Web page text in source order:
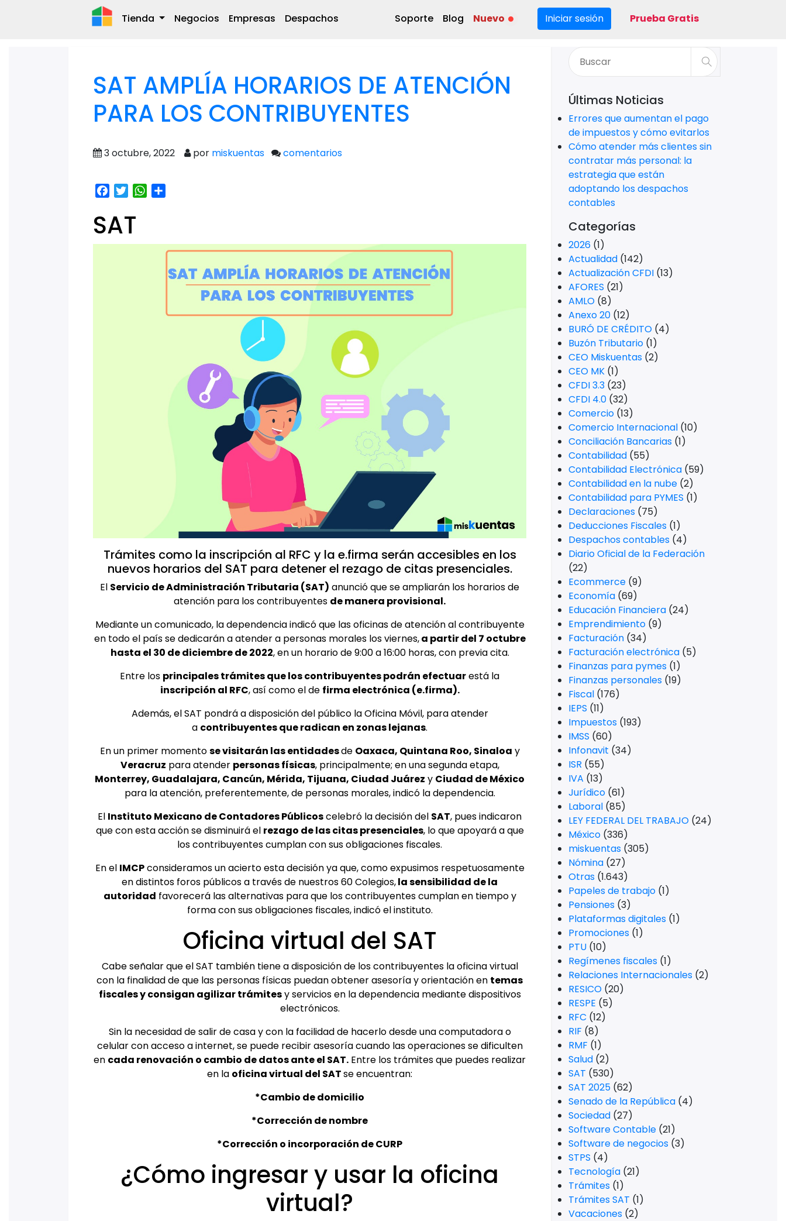
Tienda Negocios Empresas Despachos Soporte Blog Nuevo Iniciar sesión Prueba Gratis
SAT AMPLÍA HORARIOS DE ATENCIÓN
PARA LOS CONTRIBUYENTES
3 octubre, 2022 por miskuentas comentarios
Facebook
TwitterWhatsApp
SAT
Trámites como la inscripción al RFC y la e.firma serán accesibles en los
nuevos horarios del SAT para detener el rezago de citas presenciales.
El Servicio de Administración Tributaria (SAT) anunció que se ampliarán los horarios de
atención para los contribuyentes de manera provisional.
Mediante un comunicado, la dependencia indicó que las oficinas de atención al contribuyente
en todo el país se dedicarán a atender a personas morales los viernes,a partir del 7 octubre
hasta el 30 de diciembre de 2022, en un horario de 9:00 a 16:00 horas, con previa cita.
Entre los principales trámites que los contribuyentes podrán efectuarestá la
inscripción al RFC, así como el de firma electrónica (e.firma).
Además, el SAT pondrá a disposición del público la Oficina Móvil, para atender
a contribuyentes que radican en zonas lejanas.
En un primer momentose visitarán las entidadesde Oaxaca, Quintana Roo, Sinaloa y
Veracruz para atender personas físicas, principalmente; en una segunda etapa,
Monterrey, Guadalajara, Cancún, Mérida, Tijuana, Ciudad Juárez y Ciudad de México
para la atención, preferentemente, de personas morales, indicó la dependencia.
El Instituto Mexicano de Contadores Públicoscelebró la decisión del SAT, pues indicaron
que con esta acción se disminuirá el rezago de las citas presenciales, lo que apoyará a que
los contribuyentes cumplan con sus obligaciones fiscales.
En el IMCPconsideramos un acierto esta decisión ya que, como expusimos respetuosamente
en distintos foros públicos a través de nuestros 60 Colegios,la sensibilidad de la
autoridad favorecerá las alternativas para que los contribuyentes cumplan en tiempo y
forma con sus obligaciones fiscales, indicó el instituto.
Oficina virtual del SAT
Cabe señalar que el SAT también tiene a disposición de los contribuyentes la oficina virtual
con la finalidad de que las personas físicas puedan obtener asesoría y orientación en temas
fiscales y consigan agilizar trámitesy servicios en la dependencia mediante dispositivos
electrónicos.
Sin la necesidad de salir de casa y con la facilidad de hacerlo desde una computadora o
celular con acceso a internet, se puede recibir asesoría cuando las operaciones se dificulten
en cada renovación o cambio de datos ante el SAT. Entre los trámites que puedes realizar
en la oficina virtual del SATse encuentran:
*Cambio de domicilio
*Corrección de nombre
*Corrección o incorporación de CURP
¿Cómo ingresar y usar la oficina
virtual?
Últimas Noticias
Errores que aumentan el pago
de impuestos y cómo evitarlos
Cómo atender más clientes sin
contratar más personal: la
estrategia que están
adoptando los despachos
contables
Categorías
2026 (1)
Actualidad (142)
Actualización CFDI (13)
AFORES (21)
AMLO (8)
Anexo 20 (12)
BURÓ DE CRÉDITO (4)
Buzón Tributario (1)
CEO Miskuentas (2)
CEO MK (1)
CFDI 3.3 (23)
CFDI 4.0 (32)
Comercio (13)
Comercio Internacional (10)
Conciliación Bancarias (1)
Contabilidad (55)
Contabilidad Electrónica (59)
Contabilidad en la nube (2)
Contabilidad para PYMES (1)
Declaraciones (75)
Deducciones Fiscales (1)
Despachos contables (4)
Diario Oficial de la Federación
(22)
Ecommerce (9)
Economía (69)
Educación Financiera (24)
Emprendimiento (9)
Facturación (34)
Facturación electrónica (5)
Finanzas para pymes (1)
Finanzas personales (19)
Fiscal (176)
IEPS (11)
Impuestos (193)
IMSS (60)
Infonavit (34)
ISR (55)
IVA (13)
Jurídico (61)
Laboral (85)
LEY FEDERAL DEL TRABAJO (24)
México (336)
miskuentas (305)
Nómina (27)
Otras (1.643)
Papeles de trabajo (1)
Pensiones (3)
Plataformas digitales (1)
Promociones (1)
PTU (10)
Regímenes fiscales (1)
Relaciones Internacionales (2)
RESICO (20)
RESPE (5)
RFC (12)
RIF (8)
RMF (1)
Salud (2)
SAT (530)
SAT 2025 (62)
Senado de la República (4)
Sociedad (27)
Software Contable (21)
Software de negocios (3)
STPS (4)
Tecnología (21)
Trámites (1)
Trámites SAT (1)
Vacaciones (2)